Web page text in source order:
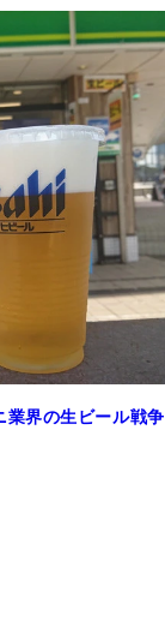
業界の生ビール戦争